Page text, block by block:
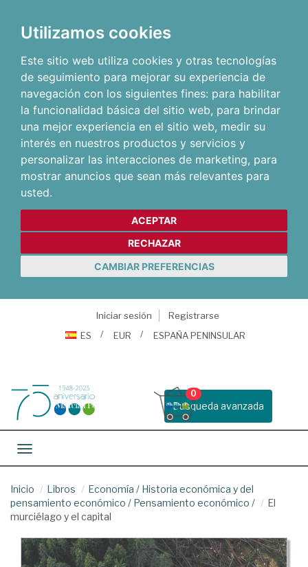
Utilizamos cookies
Este sitio web utiliza cookies y otras tecnologías
de seguimiento para mejorar su experiencia de
navegación con los siguientes fines: para habilitar
la funcionalidad básica del sitio web, para brindar
una mejor experiencia en el sitio web, medir su
interés en nuestros productos y servicios y
personalizar las interacciones de marketing, para
mostrar anuncios que sean más relevantes para
usted.
ACEPTAR
RECHAZAR
CAMBIAR PREFERENCIAS
Iniciar sesión
Registrarse
ES
EUR ESPAÑA PENINSULAR
Busqueda avanzada
0
Toggle navigation
Inicio Libros Economía / Historia económica y del
pensamiento económico / Pensamiento económico /
El
murciélago y el capital